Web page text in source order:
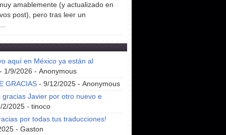
amablemente (y actualizado en
post), pero tras leer un
aquí en México ya están al
1/9/2026 - Anonymous
GRACIAS - 9/12/2025 - Anonymous
gracias Javier por otro nuevo e
2025 - tinoco
por todas tus traducciones!
- Gaston